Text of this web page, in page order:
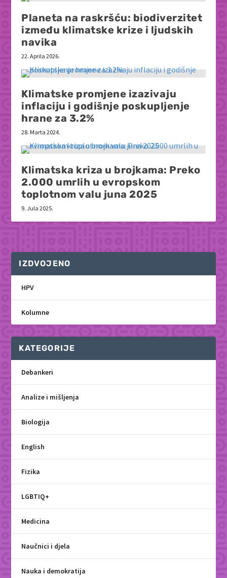
Planeta na raskršću: biodiverzitet
između klimatske krize i ljudskih
navika
22. Aprila 2026.
Klimatske promjene izazivaju
inflaciju i godišnje poskupljenje
hrane za 3.2%
28. Marta 2024.
Klimatska kriza u brojkama: Preko
2.000 umrlih u evropskom
toplotnom valu juna 2025
9. Jula 2025.
IZDVOJENO
HPV
Kolumne
KATEGORIJE
Debankeri
Analize i mišljenja
Biologija
English
Fizika
LGBTIQ+
Medicina
Naučnici i djela
Nauka i demokratija